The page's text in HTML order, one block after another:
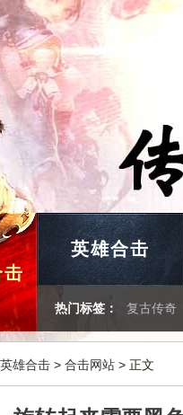
击
英雄合击
热门标签： 复古传奇
雄合击 > 合击网站 > 正文